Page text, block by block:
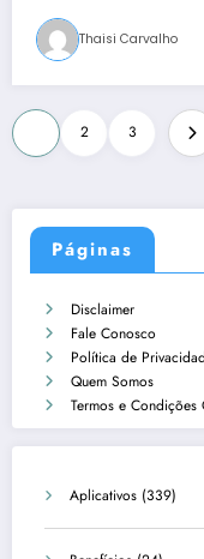
Thaisi Carvalho
Paginação
de
posts
2 3
Páginas
Disclaimer
Fale Conosco
Política de
Quem Somos
Termos e Condições
Aplicativos (339)